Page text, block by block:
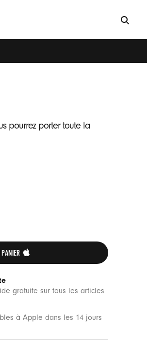
pourrez porter toute la
PANIER
gratuite sur tous les articles
à Apple dans les 14 jours